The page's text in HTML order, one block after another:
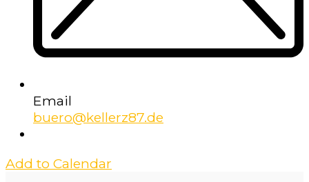
Email
buero@kellerz87.de
Add to Calendar